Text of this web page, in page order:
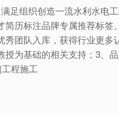
足组织创造一流水利水
历标注品牌专属推荐标
团队入库，获得行业更
为基础的相关支持；3、
程施工